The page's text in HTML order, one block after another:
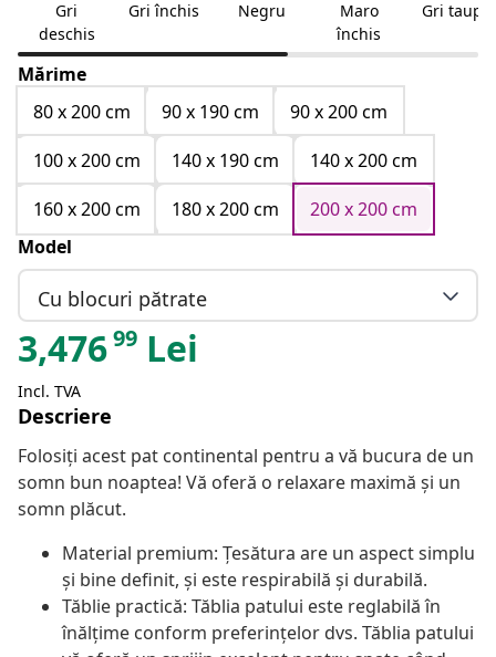
Gri
deschis
Gri închis Negru
Maro
închis
Gri taupe
Mărime
80 x 200 cm
90 x 190 cm
90 x 200 cm
100 x 200 cm
140 x 190 cm
140 x 200 cm
160 x 200 cm
180 x 200 cm
200 x 200 cm
Model
Cu blocuri pătrate
3,47699 Lei
Incl. TVA
Descriere
Folosiți acest pat continental pentru a vă bucura de un
somn bun noaptea! Vă oferă o relaxare maximă și un
somn plăcut.
Material premium: Țesătura are un aspect simplu
și bine definit, și este respirabilă și durabilă.
Tăblie practică: Tăblia patului este reglabilă în
înălțime conform preferințelor dvs. Tăblia patului